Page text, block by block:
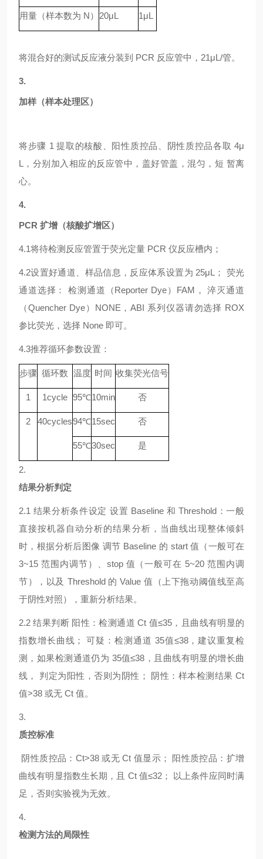
用量（样本数为 N） 20μL 1μL
将混合好的测试反应液分装到 PCR 反应管中，21μL/管。
3.
加样（样本处理区）
将步骤 1 提取的核酸、阳性质控品、阴性质控品各取 4μ
L，分别加入相应的反应管中，盖好管盖，混匀，短 暂离
心。
4.
PCR 扩增（核酸扩增区）
4.1将待检测反应管置于荧光定量 PCR 仪反应槽内；
4.2设置好通道、样品信息，反应体系设置为 25μL； 荧光
通道选择： 检测通道（Reporter Dye）FAM， 淬灭通道
（Quencher Dye）NONE，ABI 系列仪器请勿选择 ROX
参比荧光，选择 None 即可。
4.3推荐循环参数设置：
步骤 循环数 温度 时间 收集荧光信号
1 1cycle 95℃10min 否
2 40cycles94℃15sec 否
55℃30sec 是
2.
结果分析判定
2.1 结果分析条件设定 设置 Baseline 和 Threshold：一般
直接按机器自动分析的结果分析，当曲线出现整体倾斜
时，根据分析后图像 调节 Baseline 的 start 值（一般可在
3~15 范围内调节）、stop 值（一般可在 5~20 范围内调
节），以及 Threshold 的 Value 值（上下拖动阈值线至高
于阴性对照），重新分析结果。
2.2结果判断 阳性：检测通道 Ct 值≤35，且曲线有明显的
指数增长曲线； 可疑：检测通道 35值≤38，建议重复检
测，如果检测通道仍为 35值≤38，且曲线有明显的增长曲
线， 判定为阳性，否则为阴性； 阴性：样本检测结果 Ct
值>38 或无 Ct 值。
3.
质控标准
阴性质控品： Ct>38 或无 Ct 值显示； 阳性质控品：扩增
曲线有明显指数生长期，且 Ct 值≤32； 以上条件应同时满
足，否则实验视为无效。
4.
检测方法的局限性